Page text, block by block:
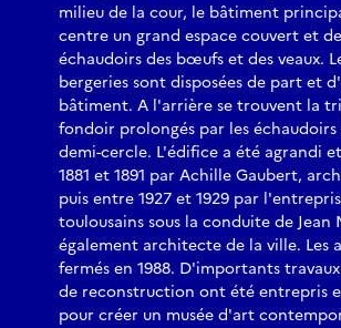
milieu de la cour, le bâtiment
centre un grand espace couvert et
échaudoirs des bœufs et des veaux.
bergeries sont disposées de part et
bâtiment. A l'arrière se trouvent la
fondoir prolongés par les échaudoirs
demi-cercle. L'édifice a été agrandi
1881 et 1891 par Achille Gaubert,
puis entre 1927 et 1929 par
toulousains sous la conduite de Jean
également architecte de la ville. Les
fermés en 1988. D'importants
de reconstruction ont été entrepris
pour créer un musée d'art